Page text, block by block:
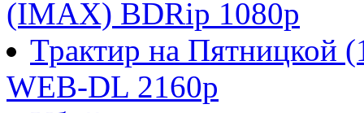
(IMAX) BDRip 1080p
Трактир на Пятницкой
WEB-DL 2160p